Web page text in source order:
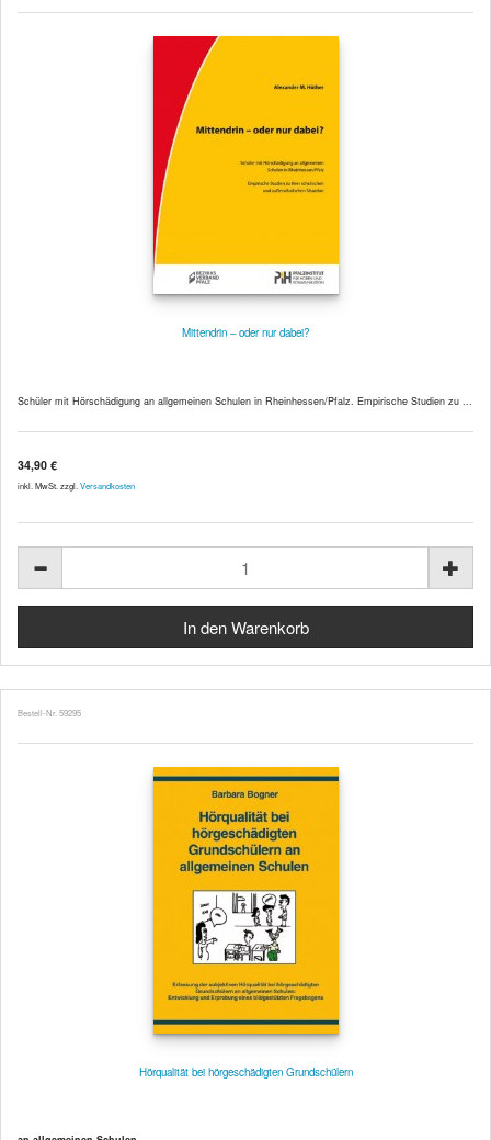
Mittendrin – oder nur dabei?
Schüler mit Hörschädigung an allgemeinen Schulen in Rheinhessen/Pfalz. Empirische Studien zu ...
34,90 €
inkl. MwSt. zzgl. Versandkosten
Bestell-Nr. 59295
Hörqualität bei hörgeschädigten Grundschülern